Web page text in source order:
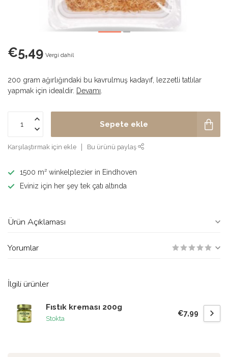
€5,49 Vergi dahil
200 gram ağırlığındaki bu kavrulmuş kadayıf, lezzetli tatlılar
yapmak için idealdir. Devamı
Sepete ekle
Karşılaştırmak için ekle Bu ürünü paylaş
1500 m² winkelplezier in Eindhoven
Eviniz için her şey tek çatı altında
Ürün Açıklaması
Yorumlar
İlgili ürünler
Fıstık kreması 200g
Stokta
€7,99